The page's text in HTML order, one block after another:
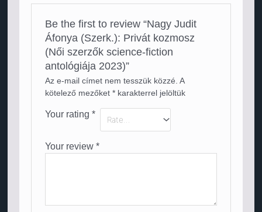
Be the first to review “Nagy Judit
Áfonya (Szerk.): Privát kozmosz
(Női szerzők science-fiction
antológiája 2023)”
Az e-mail címet nem tesszük közzé. A
kötelező mezőket* karakterrel jelöltük
Your rating*
Your review*